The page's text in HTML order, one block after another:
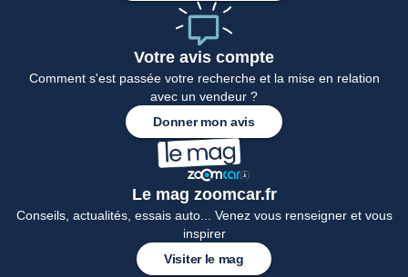
Votre avis compte
Comment s'est passée votre recherche et la mise en relation
avec un vendeur ?
Donner mon avis
Le mag zoomcar.fr
Conseils, actualités, essais auto... Venez vous renseigner et vous
inspirer
Visiter le mag